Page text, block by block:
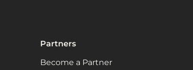
Partners
Become a Partner